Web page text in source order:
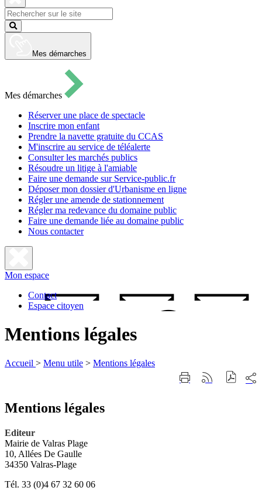
ouvrir
le
formulaire
Fermer
la
recherche
Lancer
la
Mes démarches
Mes démarches
Réserver une place de spectacle
Inscrire mon enfant
Prendre la navette gratuite du CCAS
M'inscrire au service de téléalerte
Consulter les marchés publics
Résoudre un litige à l'amiable
Faire une demande sur Service-public.fr
Déposer mon dossier d'Urbanisme en ligne
Régler une amende de stationnement
Régler ma redevance du domaine public
Faire une demande liée au domaine public
Nous contacter
Fermer
la
Mon espace
Contact
Espace citoyen
Mentions légales
Accueil > Menu utile > Mentions légales
ImprimerGénérer
sur
Mentions légales
Editeur
Mairie de Valras Plage
10, Allées De Gaulle
34350 Valras-Plage
Tél. 33 (0)4 67 32 60 06